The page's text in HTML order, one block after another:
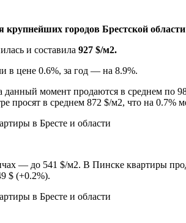
городов Брестской
и составила 927 $/м2.
в цене 0.6%, за год — на 8.9%.
момент продаются в среднем по
просят в среднем 872 $/м2, что на 0.7%
— до 541 $/м2. В Пинске квартиры
$ (+0.2%).